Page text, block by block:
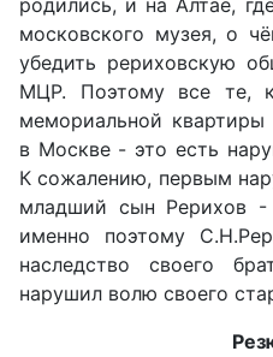
родились, и на Алтае,
московского музея, о
убедить рериховскую
МЦР. Поэтому все те,
мемориальной
в Москве - это есть
К сожалению, первым
младший сын Рерихов
именно поэтому
наследство своего
нарушил волю своего